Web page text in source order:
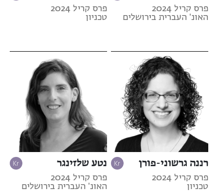
פרס קריל 2024
האונ' העברית בירושלים
פרס קריל 2024
טכניון
רננה גרשוני-פורן
פרס קריל 2024
טכניון
נטע שלזינגר
פרס קריל 2024
האונ' העברית בירושלים